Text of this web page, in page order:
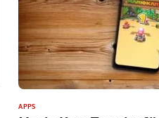
APPS